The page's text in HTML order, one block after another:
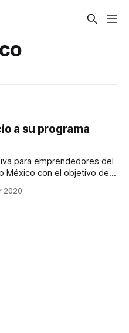
a su programa
para emprendedores del
México con el objetivo de
2020